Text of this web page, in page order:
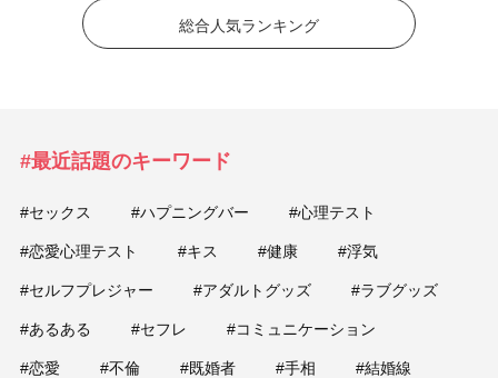
総合人気ランキング
#最近話題のキーワード
#セックス #ハプニングバー #心理テスト
#恋愛心理テスト #キス #健康 #浮気
#セルフプレジャー #アダルトグッズ #ラブグッズ
#あるある #セフレ #コミュニケーション
#恋愛 #不倫 #既婚者 #手相 #結婚線